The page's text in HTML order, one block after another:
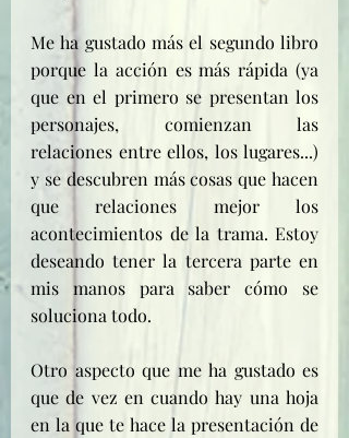
Me ha gustado más el segundo libro
porque la acción es más rápida (ya
que en el primero se presentan los
personajes, comienzan las
relaciones entre ellos, los lugares...)
y se descubren más cosas que hacen
que relaciones mejor los
acontecimientos de la trama. Estoy
deseando tener la tercera parte en
mis manos para saber cómo se
soluciona todo.
Otro aspecto que me ha gustado es
que de vez en cuando hay una hoja
en la que te hace la presentación de